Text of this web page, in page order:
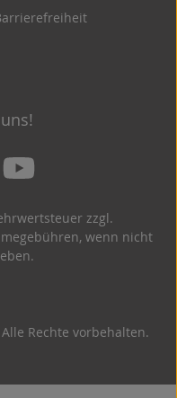
Rechte vorbehalten.
zzgl.
wenn nicht